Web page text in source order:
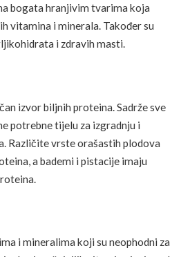
bogata hranjivim tvarima koja
vitamina i minerala. Također su
i zdravih masti.
izvor biljnih proteina. Sadrže sve
potrebne tijelu za izgradnju i
Različite vrste orašastih plodova
a bademi i pistacije imaju
i mineralima koji su neophodni za